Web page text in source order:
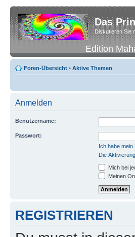
Das
Diskutieren Sie
Edition
Foren-Übersicht • Aktive Themen
Anmelden
Benutzername:
Passwort:
Ich habe
Die
Mich bei
Meinen
REGISTRIEREN